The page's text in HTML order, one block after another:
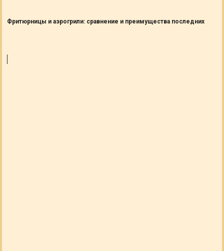
Фритюрницы и аэрогрили: сравнение и преимущества последних